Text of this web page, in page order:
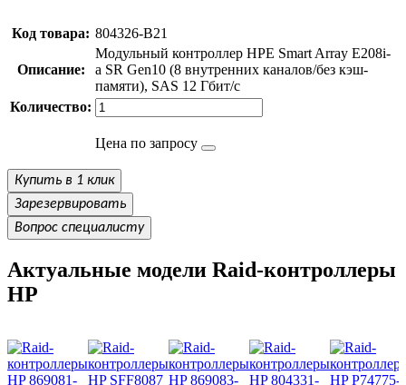
Код товара: 804326-B21
Описание:
Модульный контроллер HPE Smart Array E208i-
a SR Gen10 (8 внутренних каналов/без кэш-
памяти), SAS 12 Гбит/с
Количество:
Цена по запросу
Купить в 1 клик
Зарезервировать
Вопрос специалисту
Актуальные модели Raid-контроллеры
HP